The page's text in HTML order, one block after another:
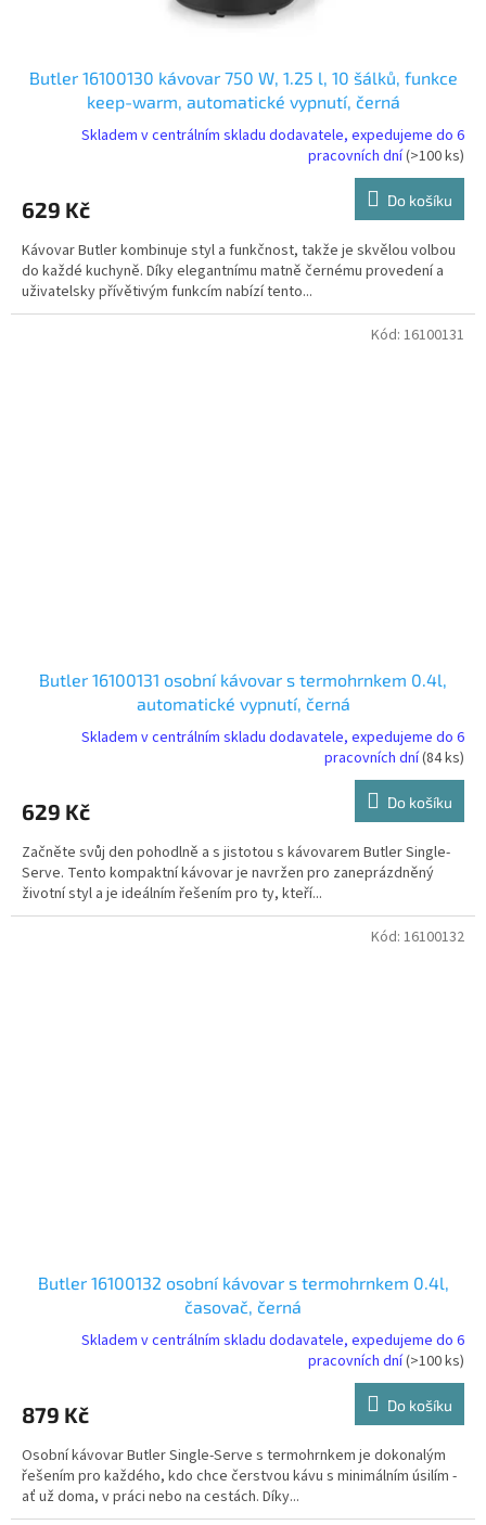
Butler 16100130 kávovar 750 W, 1.25 l, 10 šálků, funkce
keep-warm, automatické vypnutí, černá
Skladem v centrálním skladu dodavatele, expedujeme do 6
pracovních dní(>100 ks)
629 Kč Do košíku
Kávovar Butler kombinuje styl a funkčnost, takže je skvělou volbou
do každé kuchyně. Díky elegantnímu matně černému provedení a
uživatelsky přívětivým funkcím nabízí tento...
Butler 16100131 osobní kávovar s termohrnkem 0.4l,
automatické vypnutí, černá
Skladem v centrálním skladu dodavatele, expedujeme do 6
pracovních dní(84 ks)
629 Kč Do košíku
Začněte svůj den pohodlně a s jistotou s kávovarem Butler Single-
Serve. Tento kompaktní kávovar je navržen pro zaneprázdněný
životní styl a je ideálním řešením pro ty, kteří...
Kód: 16100131
Butler 16100132 osobní kávovar s termohrnkem 0.4l,
časovač, černá
Skladem v centrálním skladu dodavatele, expedujeme do 6
pracovních dní(>100 ks)
879 Kč Do košíku
Osobní kávovar Butler Single-Serve s termohrnkem je dokonalým
řešením pro každého, kdo chce čerstvou kávu s minimálním úsilím -
ať už doma, v práci nebo na cestách. Díky...
Kód: 16100132